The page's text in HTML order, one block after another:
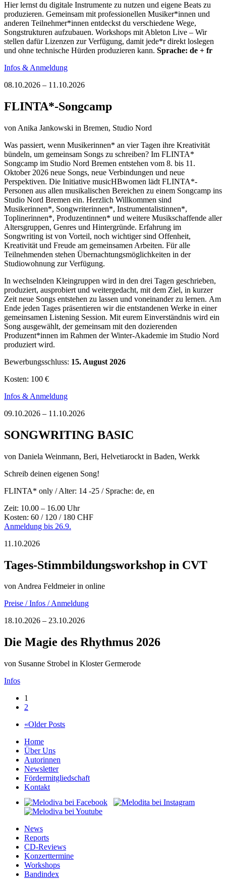
Hier lernst du digitale Instrumente zu nutzen und eigene Beats zu
produzieren. Gemeinsam mit professionellen Musiker*innen und
anderen Teilnehmer*innen entdeckst du verschiedene Wege,
Songstrukturen aufzubauen. Workshops mit Ableton Live – Wir
stellen dafür Lizenzen zur Verfügung, damit jede*r direkt loslegen
und ohne technische Hürden produzieren kann. Sprache: de + fr
Infos & Anmeldung
08.10.2026 – 11.10.2026
FLINTA*-Songcamp
von Anika Jankowski in Bremen, Studio Nord
Was passiert, wenn Musikerinnen* an vier Tagen ihre Kreativität
bündeln, um gemeinsam Songs zu schreiben? Im FLINTA*
Songcamp im Studio Nord Bremen entstehen vom 8. bis 11.
Oktober 2026 neue Songs, neue Verbindungen und neue
Perspektiven. Die Initiative musicHBwomen lädt FLINTA*-
Personen aus allen musikalischen Bereichen zu einem Songcamp ins
Studio Nord Bremen ein. Herzlich Willkommen sind
Musikerinnen*, Songwriterinnen*, Instrumentalistinnen*,
Toplinerinnen*, Produzentinnen* und weitere Musikschaffende aller
Altersgruppen, Genres und Hintergründe. Erfahrung im
Songwriting ist von Vorteil, noch wichtiger sind Offenheit,
Kreativität und Freude am gemeinsamen Arbeiten. Für alle
Teilnehmenden stehen Übernachtungsmöglichkeiten in der
Studiowohnung zur Verfügung.
In wechselnden Kleingruppen wird in den drei Tagen geschrieben,
produziert, ausprobiert und weitergedacht, mit dem Ziel, in kurzer
Zeit neue Songs entstehen zu lassen und voneinander zu lernen. Am
Ende jeden Tages präsentieren wir die entstandenen Werke in einer
gemeinsamen Listening Session. Mit eurem Einverständnis wird ein
Song ausgewählt, der gemeinsam mit den dozierenden
Produzent*innen im Rahmen der Winter-Akademie im Studio Nord
produziert wird.
Bewerbungsschluss: 15. August 2026
Kosten: 100 €
Infos & Anmeldung
09.10.2026 – 11.10.2026
SONGWRITING BASIC
von Daniela Weinmann, Beri, Helvetiarockt in Baden, Werkk
Schreib deinen eigenen Song!
FLINTA* only / Alter: 14 -25 / Sprache: de, en
Zeit: 10.00 – 16.00 Uhr
Kosten: 60 / 120 / 180 CHF
Anmeldung bis 26.9.
11.10.2026
Tages-Stimmbildungsworkshop in CVT
vonAndrea Feldmeierin online
Preise / Infos / Anmeldung
18.10.2026 – 23.10.2026
Die Magie des Rhythmus 2026
von Susanne Strobel in Kloster Germerode
Infos
1
2
«Older Posts
Home
Über Uns
Autorinnen
Newsletter
Fördermitgliedschaft
Kontakt
News
Reports
CD-Reviews
Konzerttermine
Workshops
Bandindex